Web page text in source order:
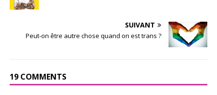
SUIVANT
Peut-on être autre chose quand on est trans ?
19 COMMENTS